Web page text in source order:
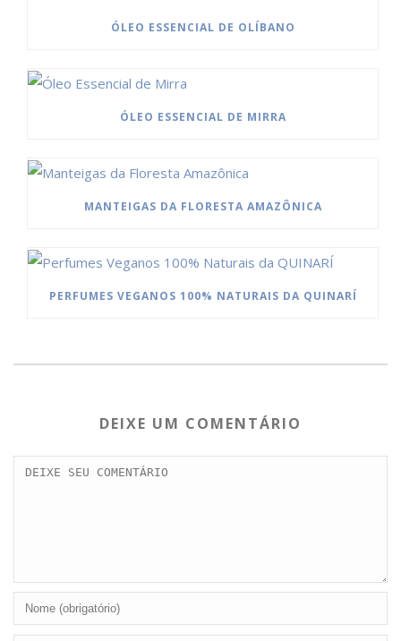
ÓLEO ESSENCIAL DE OLÍBANO
ÓLEO ESSENCIAL DE MIRRA
MANTEIGAS DA FLORESTA AMAZÔNICA
PERFUMES VEGANOS 100% NATURAIS DA QUINARÍ
DEIXE UM COMENTÁRIO